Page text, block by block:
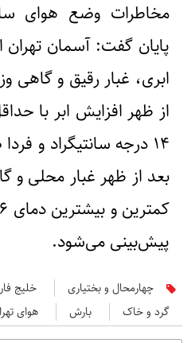
مخاطرات وضع هوای
پایان گفت: آسمان
ابری، غبار رقیق و گاهی
۱۴ درجه سانتیگراد و
بعد از ظهر غبار محلی و
پیش‌بینی می‌شود.
چهارمحال و بختیاری خلیج
گرد و خاک
بارش هوای